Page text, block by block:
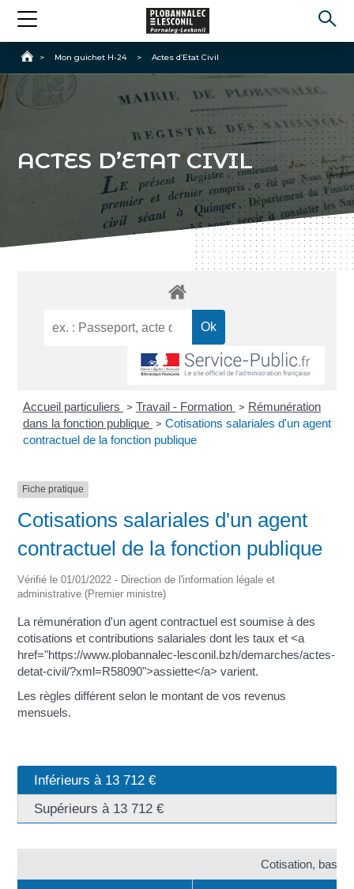
Accueil
> Mon guichet H-24 > Actes d’Etat Civil
ACTES D’ETAT CIVIL
Accueil particuliers > Travail - Formation > Rémunération
dans la fonction publique > Cotisations salariales d'un agent
contractuel de la fonction publique
Fiche pratique
Cotisations salariales d'un agent
contractuel de la fonction publique
Vérifié le 01/01/2022 - Direction de l'information légale et
administrative (Premier ministre)
La rémunération d'un agent contractuel est soumise à des
cotisations et contributions salariales dont les taux et <a
href="https://www.plobannalec-lesconil.bzh/demarches/actes-
detat-civil/?xml=R58090">assiette</a> varient.
Les règles diffèrent selon le montant de vos revenus
mensuels.
Inférieurs à 13 712 €
Supérieurs à 13 712 €
Cotisation, base